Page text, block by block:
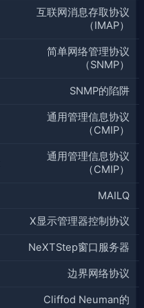
互联网消息存取协议
（IMAP）
简单网络管理协议
（SNMP）
SNMP的陷阱
通用管理信息协议
（CMIP）
通用管理信息协议
（CMIP）
MAILQ
X显示管理器控制协议
NeXTStep窗口服务器
边界网络协议
Cliffod Neuman的